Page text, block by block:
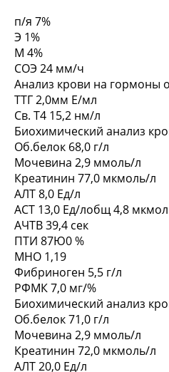
п/я 7%
Э 1%
М 4%
СОЭ 24 мм/ч
Анализ крови на гормоны
ТТГ 2,0мм Е/мл
Св. Т4 15,2 нм/л
Биохимический анализ
Об.белок 68,0 г/л
Мочевина 2,9 ммоль/л
Креатинин 77,0 мкмоль/л
АЛТ 8,0 Ед/л
АСТ 13,0 Ед/лобщ 4,8
АЧТВ 39,4 сек
ПТИ 87Ю0 %
МНО 1,19
Фибриноген 5,5 г/л
РФМК 7,0 мг/%
Биохимический анализ
Об.белок 71,0 г/л
Мочевина 2,9 ммоль/л
Креатинин 72,0 мкмоль/л
АЛТ 20,0 Ед/л